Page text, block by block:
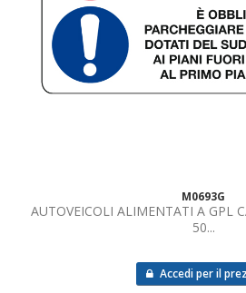
M0693G
AUTOVEICOLI ALIMENTATI A GPL
50...
Accedi per il